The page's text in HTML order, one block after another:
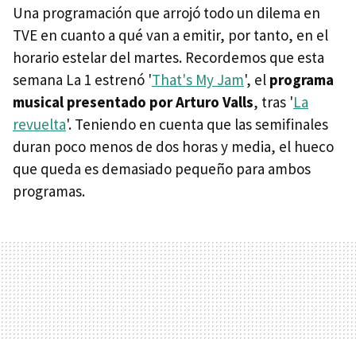
Una programación que arrojó todo un dilema en
TVE en cuanto a qué van a emitir, por tanto, en el
horario estelar del martes. Recordemos que esta
semana La 1 estrenó 'That's My Jam', el programa
musical presentado por Arturo Valls, tras 'La
revuelta'. Teniendo en cuenta que las semifinales
duran poco menos de dos horas y media, el hueco
que queda es demasiado pequeño para ambos
programas.